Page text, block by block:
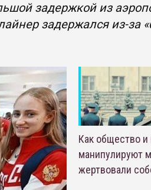
задержкой из
задержался из-за
Как общество и
манипулируют
жертвовали